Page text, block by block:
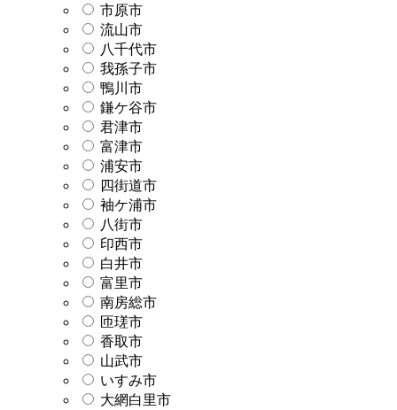
市原市
流山市
八千代市
我孫子市
鴨川市
鎌ケ谷市
君津市
富津市
浦安市
四街道市
袖ケ浦市
八街市
印西市
白井市
富里市
南房総市
匝瑳市
香取市
山武市
いすみ市
大網白里市